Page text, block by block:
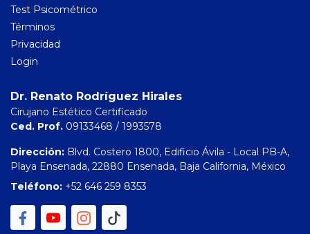
Test Psicométrico
Términos
Privacidad
Login
Dr. Renato Rodríguez Hirales
Cirujano Estético Certificado
Ced. Prof. 09133468 / 1993578
Dirección: Blvd. Costero 1800, Edificio Ávila - Local PB-A,
Playa Ensenada, 22880 Ensenada, Baja California, México
Teléfono: +52 646 259 8353